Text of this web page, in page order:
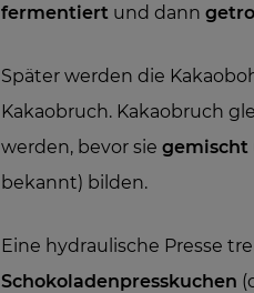
fermentiert und dann
Später werden die
Kakaobruch. Kakaobruch
werden, bevor siegemischt
bekannt) bilden.
Eine hydraulische Presse
Schokoladenpresskuchen